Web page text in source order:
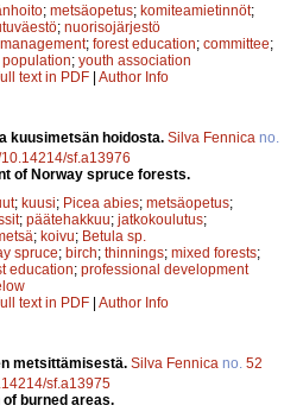
; metsäopetus; komiteamietinnöt;
; nuorisojärjestö
; forest education; committee;
; youth association
text in PDF | Author Info
kuusimetsän hoidosta. Silva Fennica no.
sf.a13976
of Norway spruce forests.
; kuusi; Picea abies; metsäopetus;
; päätehakkuu; jatkokoulutus;
; koivu; Betula sp.
spruce; birch; thinnings; mixed forests;
education; professional development
text in PDF | Author Info
metsittämisestä. Silva Fennica no. 52
sf.a13975
burned areas.